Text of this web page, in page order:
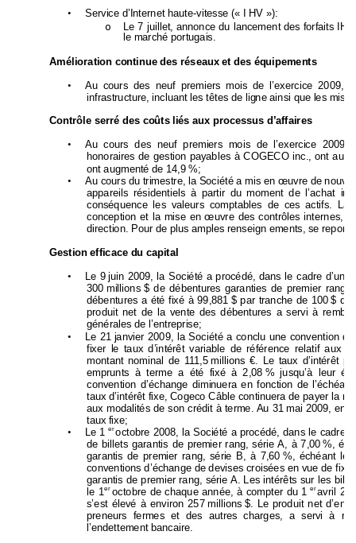
• Service d’Internet haute-vitesse (« I HV »):
o Le 7 juillet, annonce du lancement des forfaits
le marché portugais.
Amélioration continue des réseaux et des équipements
• Au cours des neuf premiers mois de l’exercice 2009,
infrastructure, incluant les têtes de ligne ainsi que les
Contrôle serré des coûts liés aux processus d’affaires
• Au cours des neuf premiers mois de l’exercice 2009,
honoraires de gestion payables à COGECO inc., ont
ont augmenté de 14,9 %;
• Au cours du trimestre, la Société a mis en œuvre de
appareils résidentiels à partir du moment de l’achat
conséquence les val eurs comptables de ces actifs. La
conception et la mise en œuvre des contrôles internes,
direction. Pour de plus amples renseign ements, se
Gestion efficace du capital
• Le 9 juin 2009, la Société a procédé, dans le cadre
300 millions $ de débentures garanties de premier rang,
débentures a été fixé à 99,881 $ par tranche de 100 $ de
produit net de la vente des débentures a servi à
générales de l’entreprise;
• Le 21 janvier 2009, la Société a conclu une convention
fixer le taux d’intérêt variable de référence relatif aux
montant nominal de 111,5 millions €. Le taux d’intérêt
emprunts à terme a été fixé à 2,08 % jusqu’à leur
convention d’échange diminuera en fonction de l’éch
taux d’intérêt fixe, Cogeco Câble continuera de payer la
aux modalités de son crédit à terme. Au 31 mai 2009, envir
taux fixe;
• Le
1 er octobre 2008, la Société a procédé, dans le cadre
de billets garantis de premier rang, série A, à 7,00 %,
garantis de premier rang, série B, à 7,60 %, échéant le
conventions d’échange de devises croisées en vue de
garantis de premier rang, série A. Les intérêts sur les
le 1er octobre de chaque année, à compter du 1 er avril
s’est élevé à environ 257 millions $. Le produit net d’envir
preneurs fermes et des autres charges, a servi à
l’endettement bancaire.